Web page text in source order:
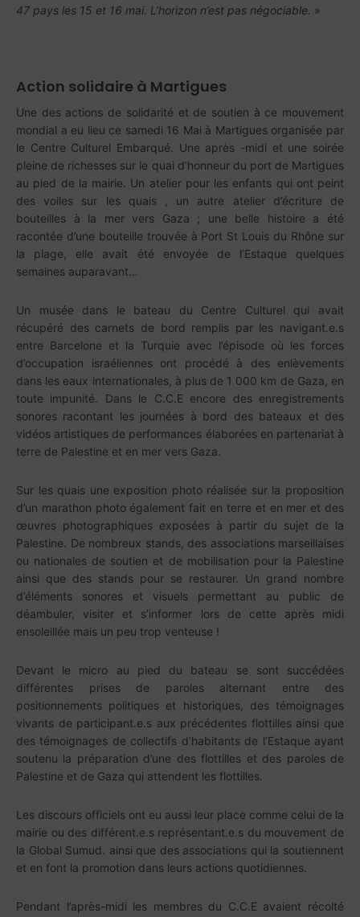
47 pays les 15 et 16 mai. L’horizon n’est pas négociable. »
Action solidaire à Martigues
Une des actions de solidarité et de soutien à ce mouvement
mondial a eu lieu ce samedi 16 Mai à Martigues organisée par
le Centre Culturel Embarqué. Une après -midi et une soirée
pleine de richesses sur le quai d’honneur du port de Martigues
au pied de la mairie. Un atelier pour les enfants qui ont peint
des voiles sur les quais , un autre atelier d’écriture de
bouteilles à la mer vers Gaza ; une belle histoire a été
racontée d’une bouteille trouvée à Port St Louis du Rhône sur
la plage, elle avait été envoyée de l’Estaque quelques
semaines auparavant…
Un musée dans le bateau du Centre Culturel qui avait
récupéré des carnets de bord remplis par les navigant.e.s
entre Barcelone et la Turquie avec l’épisode où les forces
d’occupation israéliennes ont procédé à des enlèvements
dans les eaux internationales, à plus de 1 000 km de Gaza, en
toute impunité. Dans le C.C.E encore des enregistrements
sonores racontant les journées à bord des bateaux et des
vidéos artistiques de performances élaborées en partenariat à
terre de Palestine et en mer vers Gaza.
Sur les quais une exposition photo réalisée sur la proposition
d’un marathon photo également fait en terre et en mer et des
œuvres photographiques exposées à partir du sujet de la
Palestine. De nombreux stands, des associations marseillaises
ou nationales de soutien et de mobilisation pour la Palestine
ainsi que des stands pour se restaurer. Un grand nombre
d’éléments sonores et visuels permettant au public de
déambuler, visiter et s’informer lors de cette après midi
ensoleillée mais un peu trop venteuse !
Devant le micro au pied du bateau se sont succédées
différentes prises de paroles alternant entre des
positionnements politiques et historiques, des témoignages
vivants de participant.e.s aux précédentes flottilles ainsi que
des témoignages de collectifs d’habitants de l’Estaque ayant
soutenu la préparation d’une des flottilles et des paroles de
Palestine et de Gaza qui attendent les flottilles.
Les discours officiels ont eu aussi leur place comme celui de la
mairie ou des différent.e.s représentant.e.s du mouvement de
la Global Sumud. ainsi que des associations qui la soutiennent
et en font la promotion dans leurs actions quotidiennes.
Pendant l’après-midi les membres du C.C.E avaient récolté